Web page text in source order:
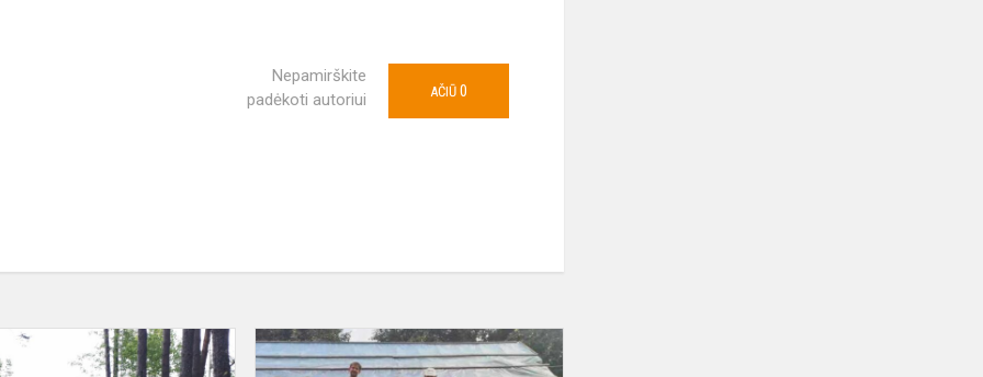
Nepamirškite
padėkoti autoriui
AČIŪ 0
Vasaros
stovyklos
Etnokultūrinis
projektas